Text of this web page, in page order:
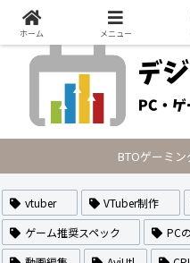
PCの最新セール情報・
BTOゲーミ
vtuber VTuber制作
ゲーム推奨スペック
PC
ホーム メニュー